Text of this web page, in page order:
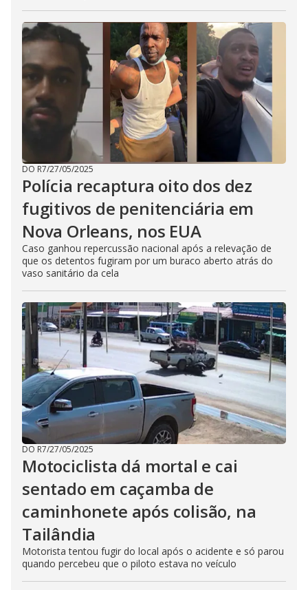
DO R7/27/05/2025
Polícia recaptura oito dos dez
fugitivos de penitenciária em
Nova Orleans, nos EUA
Caso ganhou repercussão nacional após a relevação de
que os detentos fugiram por um buraco aberto atrás do
vaso sanitário da cela
DO R7/27/05/2025
Motociclista dá mortal e cai
sentado em caçamba de
caminhonete após colisão, na
Tailândia
Motorista tentou fugir do local após o acidente e só parou
quando percebeu que o piloto estava no veículo